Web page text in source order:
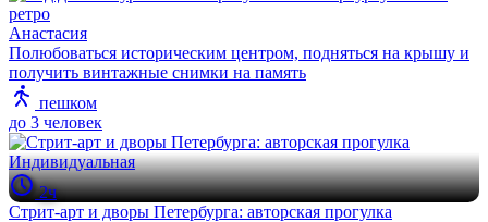
Анастасия
Полюбоваться историческим центром, подняться на крышу и
получить винтажные снимки на память
пешком
до 3 человек
Индивидуальная
2ч
Стрит-арт и дворы Петербурга: авторская прогулка